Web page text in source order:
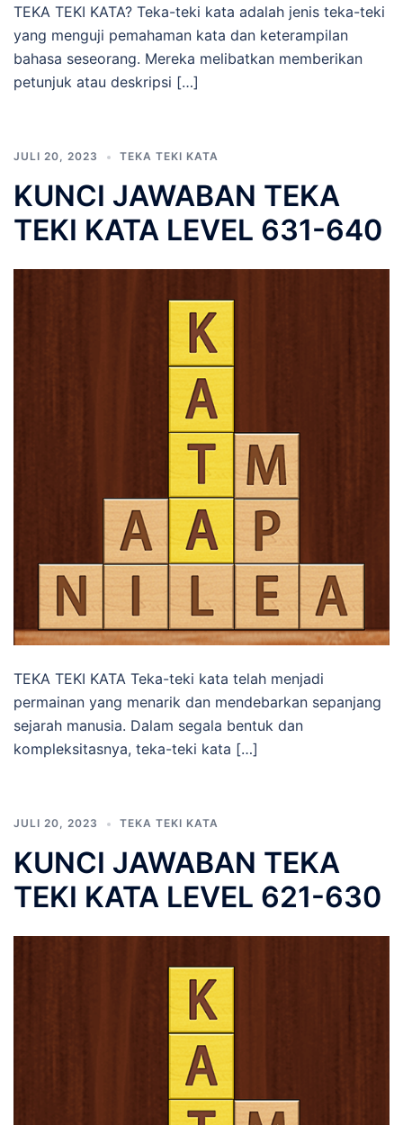
TEKA TEKI KATA? Teka-teki kata adalah jenis teka-teki
yang menguji pemahaman kata dan keterampilan
bahasa seseorang. Mereka melibatkan memberikan
petunjuk atau deskripsi […]
JULI 20, 2023 TEKA TEKI KATA
KUNCI JAWABAN TEKA
TEKI KATA LEVEL 631-640
TEKA TEKI KATA Teka-teki kata telah menjadi
permainan yang menarik dan mendebarkan sepanjang
sejarah manusia. Dalam segala bentuk dan
kompleksitasnya, teka-teki kata […]
JULI 20, 2023 TEKA TEKI KATA
KUNCI JAWABAN TEKA
TEKI KATA LEVEL 621-630